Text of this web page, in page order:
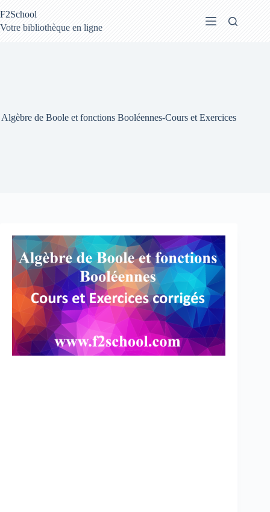
au
contenu
F2School
Votre bibliothèque en ligne
Algèbre de Boole et fonctions Booléennes-Cours et Exercices